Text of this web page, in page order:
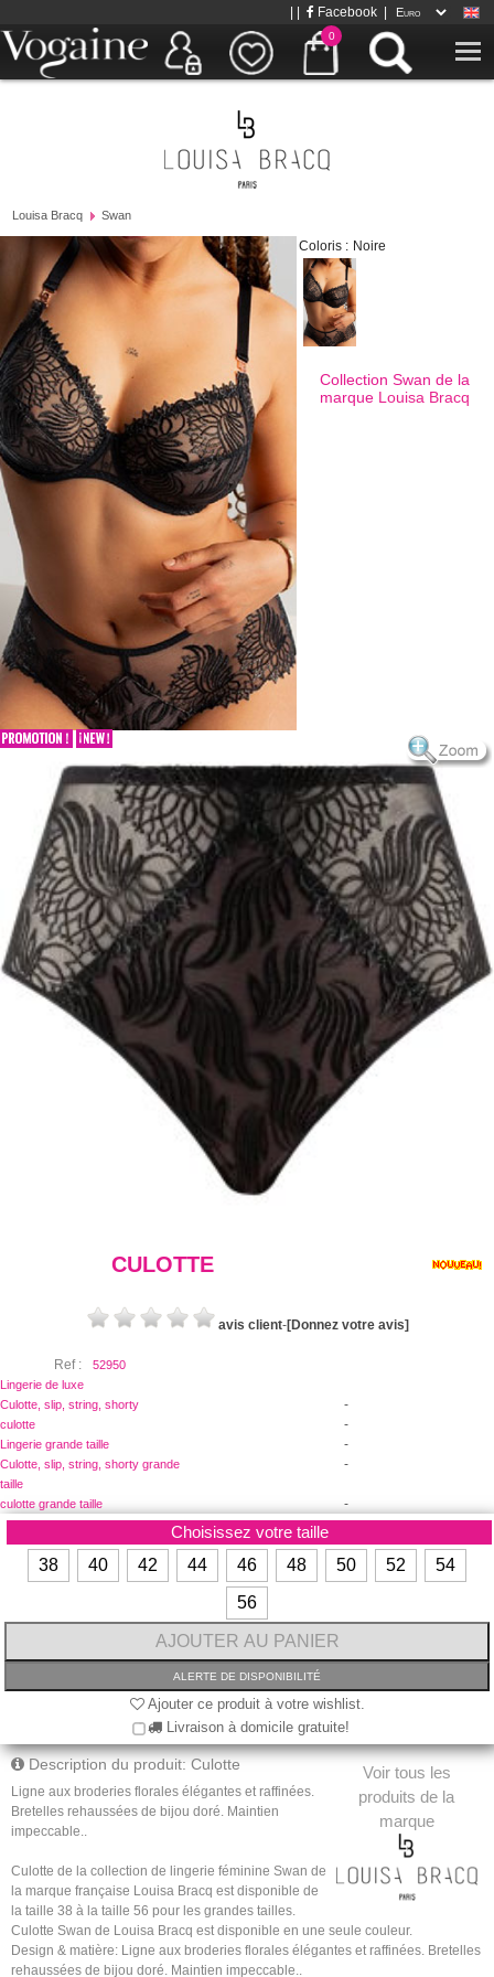
0
Facebook
Louisa Bracq Swan
Coloris : Noire
Collection Swan de la
marque Louisa Bracq
CULOTTE
avis client-[Donnez votre avis]
Ref :
52950
Lingerie de luxe
-
Culotte, slip, string, shorty
-
culotte
-
Lingerie grande taille
-
Culotte, slip, string, shorty grande
taille
-
culotte grande taille
Choisissez votre taille
38
40 42 44 46 48 50 52
54
56
Ajouter ce produit à votre wishlist.
Livraison à domicile gratuite!
Voir tous les
produits de la
marque
Description du produit: Culotte
Ligne aux broderies florales élégantes et raffinées.
Bretelles rehaussées de bijou doré. Maintien
impeccable..
Culotte de la collection de lingerie féminine Swan de
la marque française Louisa Bracq est disponible de
la taille 38 à la taille 56 pour les grandes tailles.
Culotte Swan de Louisa Bracq est disponible en une seule couleur.
Design & matière: Ligne aux broderies florales élégantes et raffinées. Bretelles
rehaussées de bijou doré. Maintien impeccable..